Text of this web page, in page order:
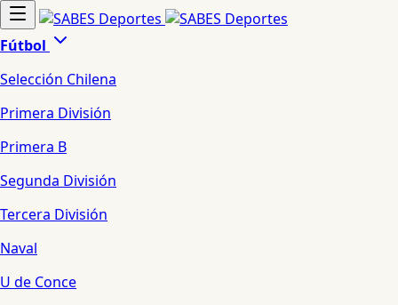
Fútbol
Selección Chilena
Primera División
Primera B
Segunda División
Tercera División
Naval
U de Conce